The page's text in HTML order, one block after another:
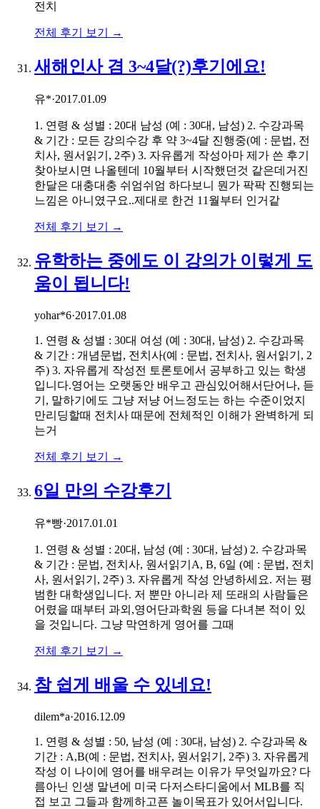
전치
전체 후기 보기 →
새해인사 겸 3~4달(?)후기에요!
유*·2017.01.09
1. 연령 & 성별 : 20대 남성 (예 : 30대, 남성) 2. 수강과목
& 기간 : 모든 강의수강 후 약 3~4달 진행중(예 : 문법, 전
치사, 원서읽기, 2주) 3. 자유롭게 작성아마 제가 쓴 후기
찾아보시면 나올텐데 10월부터 시작했던것 같은데거진
한달은 대충대충 쉬엄쉬엄 하다보니 뭔가 팍팍 진행되는
느낌은 아니였구요..제대로 한건 11월부터 인거같
전체 후기 보기 →
유학하는 중에도 이 강의가 이렇게 도
움이 됩니다!
yohar*6·2017.01.08
1. 연령 & 성별 : 30대 여성 (예 : 30대, 남성) 2. 수강과목
& 기간 : 개념문법, 전치사(예 : 문법, 전치사, 원서읽기, 2
주) 3. 자유롭게 작성전 토론토에서 공부하고 있는 학생
입니다.영어는 오랫동안 배우고 관심있어해서단어나, 듣
기, 말하기에도 그냥 저냥 어느정도는 하는 수준이었지
만리딩할때 전치사 때문에 전체적인 이해가 완벽하게 되
는거
전체 후기 보기 →
6일 만의 수강후기
유*빵·2017.01.01
1. 연령 & 성별 : 20대, 남성 (예 : 30대, 남성) 2. 수강과목
& 기간 : 문법, 전치사, 원서읽기A, B, 6일 (예 : 문법, 전치
사, 원서읽기, 2주) 3. 자유롭게 작성 안녕하세요. 저는 평
범한 대학생입니다. 저 뿐만 아니라 제 또래의 사람들은
어렸을 때부터 과외,영어단과학원 등을 다녀본 적이 있
을 것입니다. 그냥 막연하게 영어를 그때
전체 후기 보기 →
참 쉽게 배울 수 있네요!
dilem*a·2016.12.09
1. 연령 & 성별 : 50, 남성 (예 : 30대, 남성) 2. 수강과목 &
기간 : A,B(예 : 문법, 전치사, 원서읽기, 2주) 3. 자유롭게
작성 이 나이에 영어를 배우려는 이유가 무엇일까요? 다
름아닌 인생 말년에 미국 다저스타디움에서 MLB를 직
접 보고 그들과 함께하고픈 놀이목표가 있어서입니다.